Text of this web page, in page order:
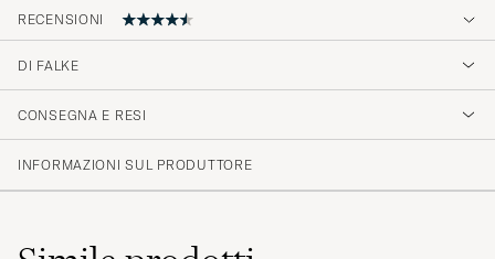
RECENSIONI
4.8
(8)
(0)
DI FALKE
CONSEGNA E RESI
INFORMAZIONI SUL PRODUTTORE